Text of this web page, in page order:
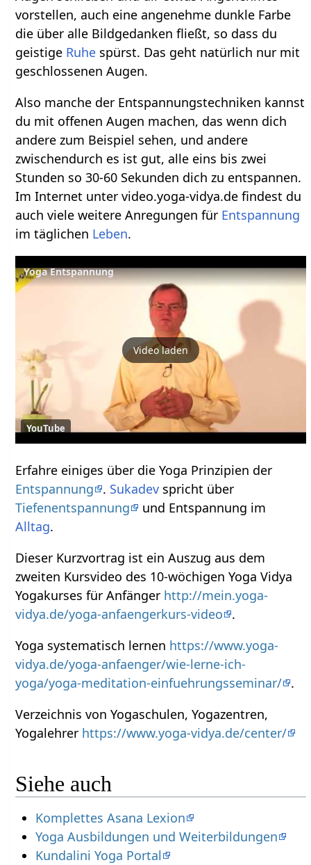
vorstellen, auch eine angenehme dunkle Farbe
die über alle Bildgedanken fließt, so dass du
geistige Ruhe spürst. Das geht natürlich nur mit
geschlossenen Augen.
Also manche der Entspannungstechniken kannst
du mit offenen Augen machen, das wenn dich
andere zum Beispiel sehen, und andere
zwischendurch es ist gut, alle eins bis zwei
Stunden so 30-60 Sekunden dich zu entspannen.
Im Internet unter video.yoga-vidya.de findest du
auch viele weitere Anregungen für Entspannung
im täglichen Leben.
Yoga Entspannung
Video laden
YouTube
Erfahre einiges über die Yoga Prinzipien der
Entspannung
. Sukadev spricht über
Tiefenentspannung
und Entspannung im
Alltag.
Dieser Kurzvortrag ist ein Auszug aus dem
zweiten Kursvideo des 10-wöchigen Yoga Vidya
Yogakurses für Anfänger http://mein.yoga-
vidya.de/yoga-anfaengerkurs-video
.
Yoga systematisch lernen https://www.yoga-
vidya.de/yoga-anfaenger/wie-lerne-ich-
yoga/yoga-meditation-einfuehrungsseminar/ .
Verzeichnis von Yogaschulen, Yogazentren,
Yogalehrer https://www.yoga-vidya.de/center/
Siehe auch
Komplettes Asana Lexion
Yoga Ausbildungen und Weiterbildungen
Kundalini Yoga Portal